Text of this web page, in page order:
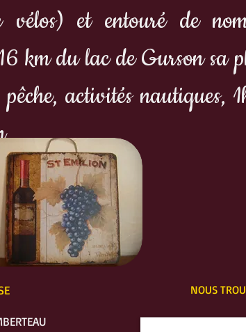
et entouré de
km du lac de Gurson sa
activités nautiques,
NOUS